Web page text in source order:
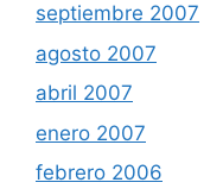
septiembre 2007
agosto 2007
abril 2007
enero 2007
febrero 2006